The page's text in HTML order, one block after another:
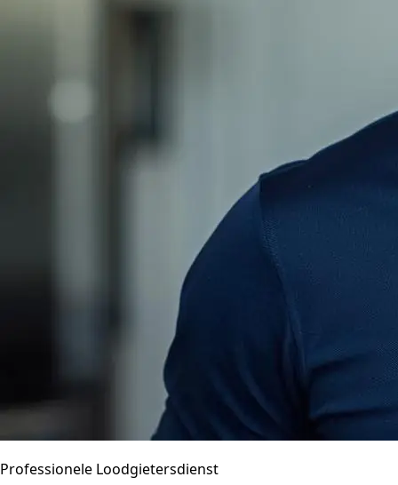
Professionele Loodgietersdienst